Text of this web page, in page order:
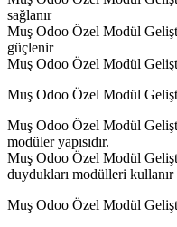
sağlanır
Muş Odoo Özel Modül
güçlenir
Muş Odoo Özel Modül
Muş Odoo Özel Modül
Muş Odoo Özel Modül
modüler yapısıdır.
Muş Odoo Özel Modül
duydukları modülleri
Muş Odoo Özel Modül